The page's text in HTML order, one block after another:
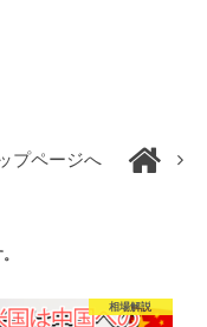
プページへ
相場解説